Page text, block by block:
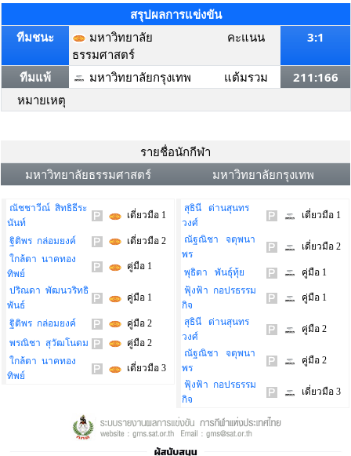
สรุปผลการแข่งขัน
ทีมชนะ
มหาวิทยาลัย
ธรรมศาสตร์
คะแนน 3:1
ทีมแพ้ มหาวิทยาลัยกรุงเทพ แต้มรวม
211:166
หมายเหตุ
รายชื่อนักกีฬา
มหาวิทยาลัยธรรมศาสตร์
มหาวิทยาลัยกรุงเทพ
ณัชชาวีณ์ สิทธิธีระ
นันท์
เดี่ยวมือ 1
ฐิติพร กล่อมยงค์
เดี่ยวมือ 2
ใกล้ตา นาคทอง
ทิพย์
คู่มือ 1
ปริณดา พัฒนวริทธิ
พันธ์
คู่มือ 1
ฐิติพร กล่อมยงค์
คู่มือ 2
พรณิชา สุวัฒโนดม
คู่มือ 2
ใกล้ตา นาคทอง
ทิพย์
เดี่ยวมือ 3
สุธินี ด่านสุนทร
วงศ์
เดี่ยวมือ 1
ณัฐณิชา จตุพนา
พร
เดี่ยวมือ 2
พุธิตา พันธุ์ทุ้ย
คู่มือ 1
ฟุ้งฟ้า กอปรธรรม
กิจ
คู่มือ 1
สุธินี ด่านสุนทร
วงศ์
คู่มือ 2
ณัฐณิชา จตุพนา
พร
คู่มือ 2
ฟุ้งฟ้า กอปรธรรม
กิจ
เดี่ยวมือ 3